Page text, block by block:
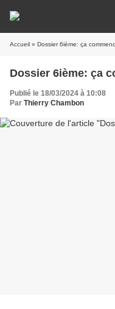
Accueil » Dossier 6ième: ça
Dossier 6ième: ça
Publié le 18/03/2024 à 10:08
Par Thierry Chambon